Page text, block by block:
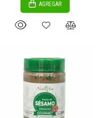
AGREGAR